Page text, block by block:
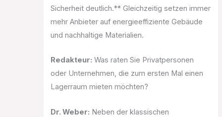
Sicherheit deutlich.** Gleichzeitig setzen immer
mehr Anbieter auf energieeffiziente Gebäude
und nachhaltige Materialien.
Redakteur: Was raten Sie Privatpersonen
oder Unternehmen, die zum ersten Mal einen
Lagerraum mieten möchten?
Dr. Weber: Neben der klassischen